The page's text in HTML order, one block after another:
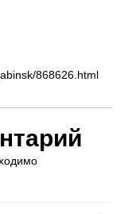
868626.html